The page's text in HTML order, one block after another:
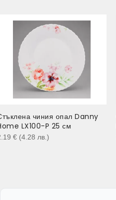
чиния опал Danny
LX100-P 25 см
€ (4.28 лв. )